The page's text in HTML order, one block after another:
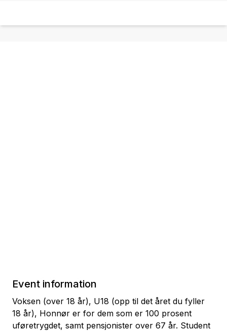
Event information
Voksen (over 18 år), U18 (opp til det året du fyller
18 år), Honnør er for dem som er 100 prosent
uføretrygdet, samt pensjonister over 67 år. Student